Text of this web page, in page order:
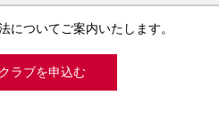
についてご案内いたします。
ラブを申込む